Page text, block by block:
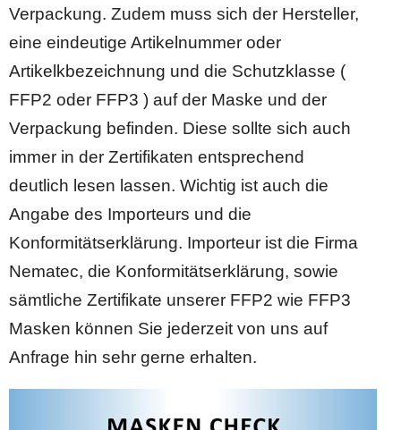
Verpackung. Zudem muss sich der Hersteller,
eine eindeutige Artikelnummer oder
Artikelkbezeichnung und die Schutzklasse (
FFP2 oder FFP3 ) auf der Maske und der
Verpackung befinden. Diese sollte sich auch
immer in der Zertifikaten entsprechend
deutlich lesen lassen. Wichtig ist auch die
Angabe des Importeurs und die
Konformitätserklärung. Importeur ist die Firma
Nematec, die Konformitätserklärung, sowie
sämtliche Zertifikate unserer FFP2 wie FFP3
Masken können Sie jederzeit von uns auf
Anfrage hin sehr gerne erhalten.